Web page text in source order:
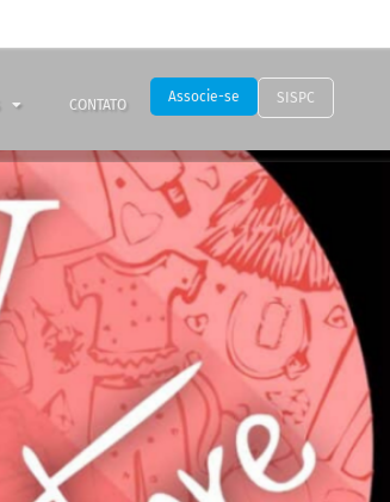
CONTATO Associe-se SISPC